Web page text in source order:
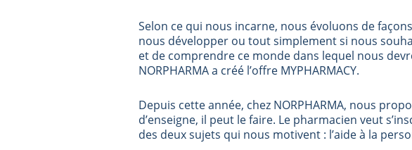
Selon ce qui nous incarne, nous évoluons de
nous développer ou tout simplement si nous
et de comprendre ce monde dans lequel nous
NORPHARMA a créé l’offre MYPHARMACY.
Depuis cette année, chez NORPHARMA, nous
d’enseigne, il peut le faire. Le pharmacien veut
des deux sujets qui nous motivent : l’aide à la